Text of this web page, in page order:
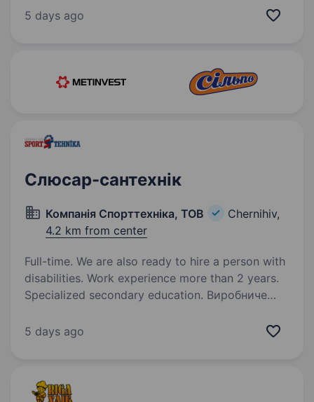
включно Обов’язки: Шукаю порядну людину
5 days ago
Слюсар-сантехнік
Компанія Спорттехніка, ТОВ
Chernihiv,
4.2 km from center
Full-time. We are also ready to hire a person with
disabilities. Work experience more than 2 years.
Specialized secondary education. Виробниче
лідер з виробництва спортивних тренажерів,
сантехніка Обов’язки: технічне
обслуговування…
5 days ago